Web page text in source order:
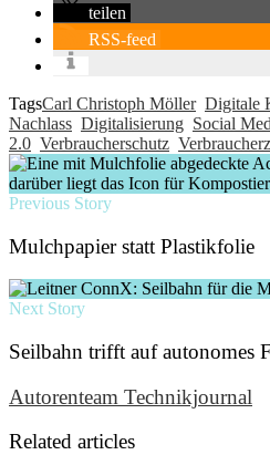
teilen
RSS-feed
TagsCarl Christoph Möller Digitale
Nachlass Digitalisierung Social
2.0 Verbraucherschutz
Previous Story
Mulchpapier statt Plastikfolie
Next Story
Seilbahn trifft auf autonomes
Autorenteam Technikjournal
Related articles